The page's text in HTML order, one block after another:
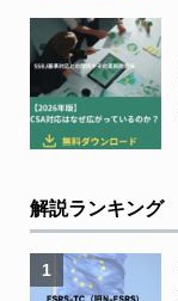
解説ランキング
1